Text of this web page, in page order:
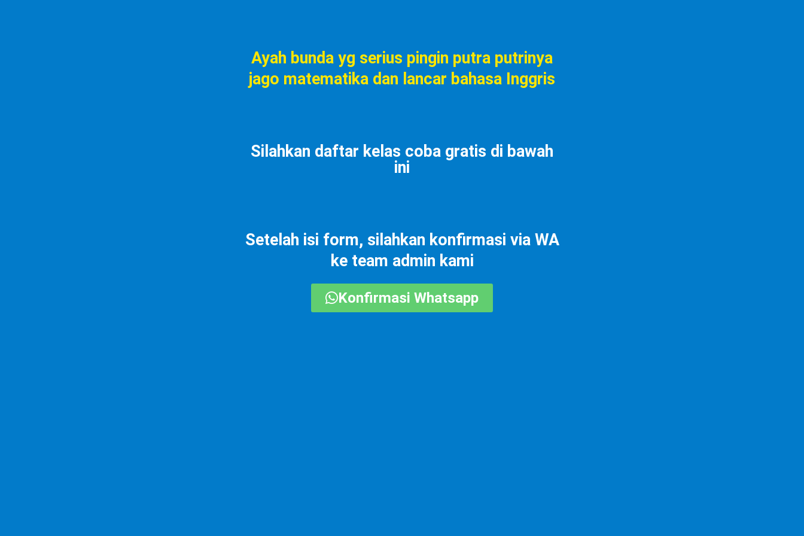
Ayah bunda yg serius pingin putra putrinya
jago matematika dan lancar bahasa Inggris
Silahkan daftar kelas coba gratis di bawah
ini
Setelah isi form, silahkan konfirmasi via WA
ke team admin kami
Konfirmasi Whatsapp